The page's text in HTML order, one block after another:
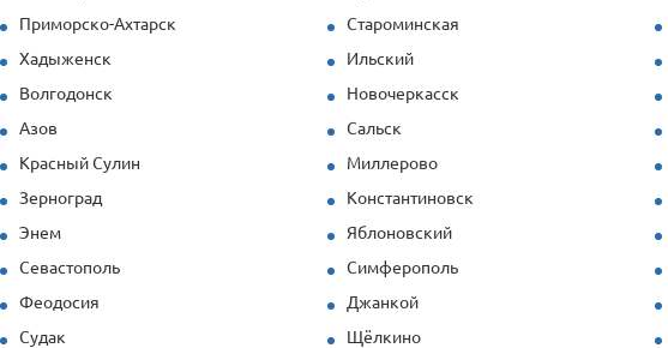
Приморско-Ахтарск
Староминская
Хадыженск
Ильский
Волгодонск
Новочеркасск
Азов
Сальск
Красный Сулин
Миллерово
Зерноград
Константиновск
Энем
Яблоновский
Севастополь
Симферополь
Феодосия
Джанкой
Судак
Щёлкино